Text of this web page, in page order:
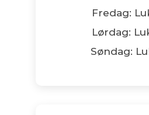
Fredag:
Lørdag:
Søndag: